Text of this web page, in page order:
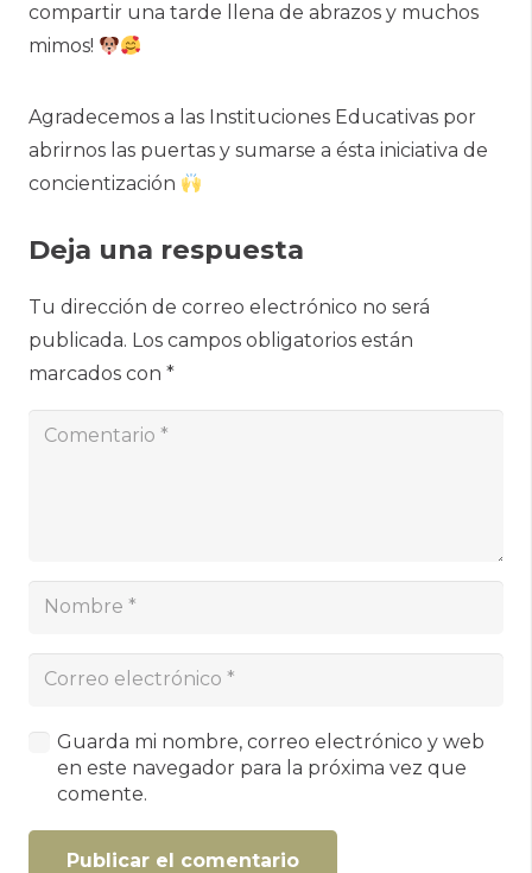
compartir una tarde llena de abrazos y muchos
mimos!
Agradecemos a las Instituciones Educativas por
abrirnos las puertas y sumarse a ésta iniciativa de
concientización
Deja una respuesta
Tu dirección de correo electrónico no será
publicada. Los campos obligatorios están
marcados con *
Guarda mi nombre, correo electrónico y web
en este navegador para la próxima vez que
comente.
Publicar el comentario